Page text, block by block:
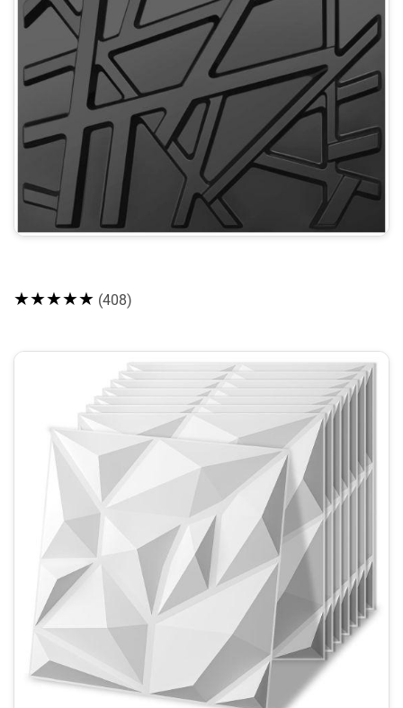
★★★★★ (408)